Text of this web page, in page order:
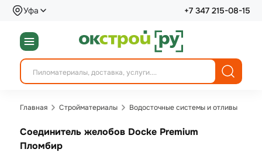
Уфа +7 347 215-08-15
Главная Стройматериалы Водосточные системы и отливы
Соединитель желобов Docke Premium
Пломбир